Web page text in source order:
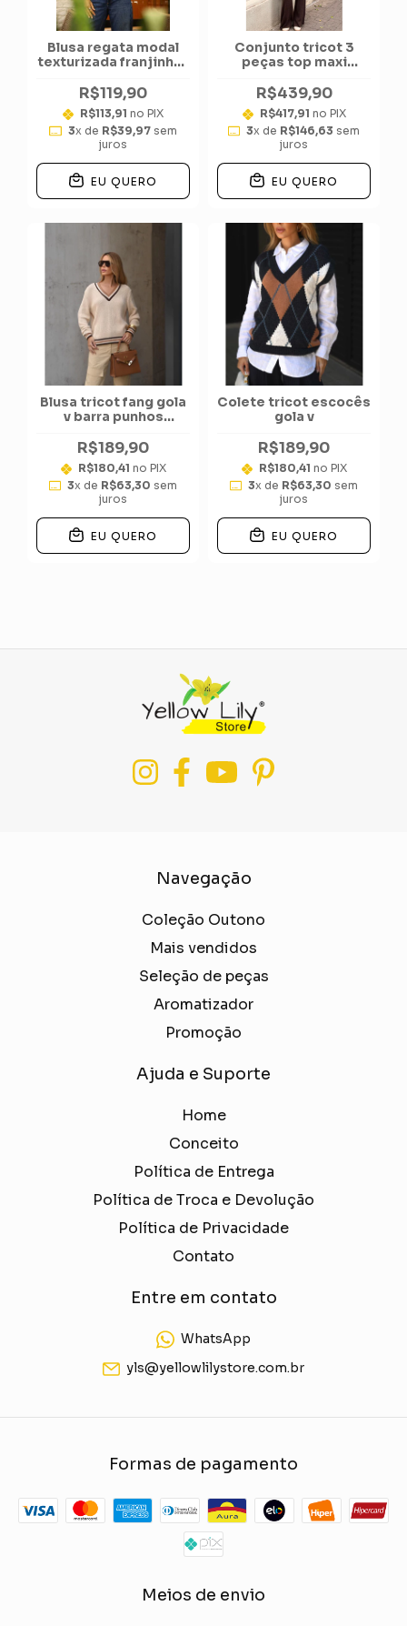
Blusa regata modal
texturizada franjinhas
R$119,90
R$113,91 no PIX
3x de R$39,97sem
juros
EU QUERO
Conjunto tricot 3
peças top maxi
R$439,90
R$417,91 no PIX
3x de R$146,63 sem
juros
EU QUERO
Blusa tricot fang gola
v barra punhos
R$189,90
R$180,41 no PIX
3x de R$63,30 sem
juros
EU QUERO
Colete tricot escocês
gola v
R$189,90
R$180,41 no PIX
3x de R$63,30 sem
juros
EU QUERO
Navegação
Coleção Outono
Mais vendidos
Seleção de peças
Aromatizador
Promoção
Ajuda e Suporte
Home
Conceito
Política de Entrega
Política de Troca e Devolução
Política de Privacidade
Contato
Entre em contato
WhatsApp
yls@yellowlilystore.com.br
Formas de pagamento
Meios de envio